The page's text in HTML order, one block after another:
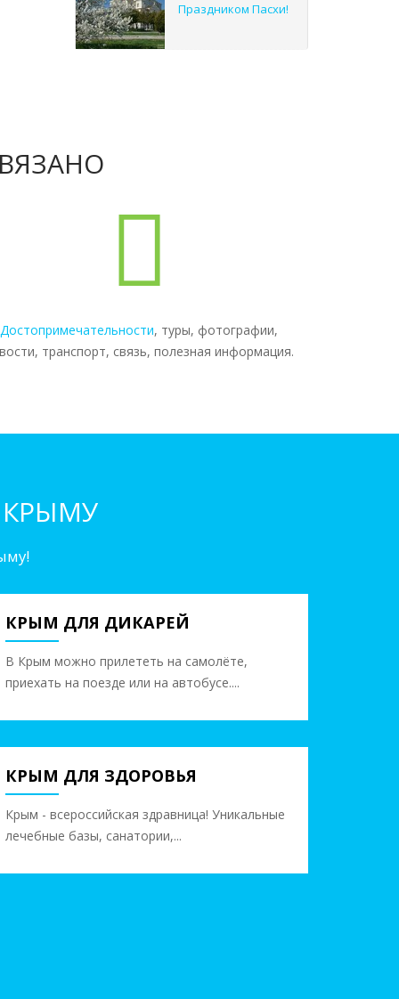
Праздником Пасхи!
Достопримечательности, туры, фотографии,
транспорт, связь, полезная информация.
объектов: 4
КРЫМ ДЛЯ ДИКАРЕЙ
В Крым можно прилететь на самолёте,
приехать на поезде или на автобусе....
объектов: 28
КРЫМ ДЛЯ ЗДОРОВЬЯ
Крым - всероссийская здравница! Уникальные
лечебные базы, санатории,...